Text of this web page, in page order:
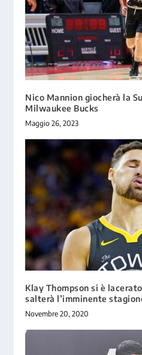
Nico Mannion giocherà la
Milwaukee Bucks
Maggio 26, 2023
Klay Thompson si è
salterà l’imminente
Novembre 20, 2020